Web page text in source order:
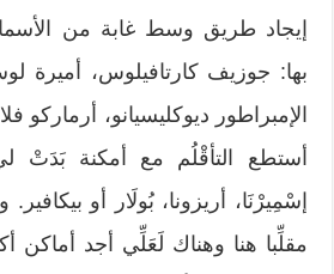
إيجاد طريق وسط غابة من
بها: جوزيف كارتافيلوس، أميرة
الإمبراطور ديوكليسيانو، أرماركو
أستطع التأقْلُم مع أمكنة بَدَتْ
إسْمِيرْنَا، أريزونا، بُولَار أو
مقلِّبا هنا وهناك لَعَلِّي أجد أماكن